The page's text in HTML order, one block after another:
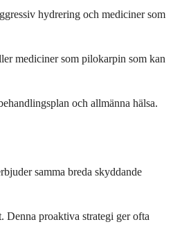
hydrering och mediciner som
mediciner som pilokarpin som kan
och allmänna hälsa.
samma breda skyddande
Denna proaktiva strategi ger ofta